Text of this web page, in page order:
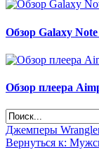
Обзор Galaxy
Обзор плеера
Джемперы
Вернуться к: